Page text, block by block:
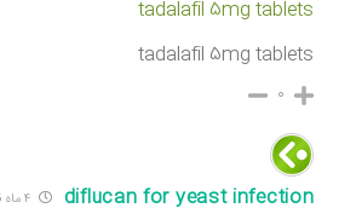
tadalafil 5mg tablets
tadalafil 5mg tablets
۰
diflucan for yeast infection ۴ ماه قبل